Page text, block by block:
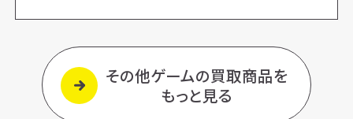
その他ゲームの買取商品を
もっと見る